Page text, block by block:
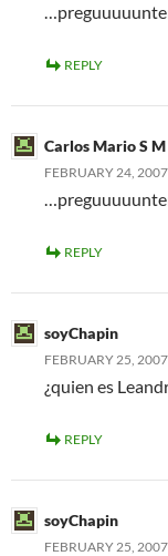
REPLY
Carlos Mario S M
FEBRUARY 24,
REPLY
soyChapin
FEBRUARY 25,
¿quien es
REPLY
soyChapin
FEBRUARY 25,